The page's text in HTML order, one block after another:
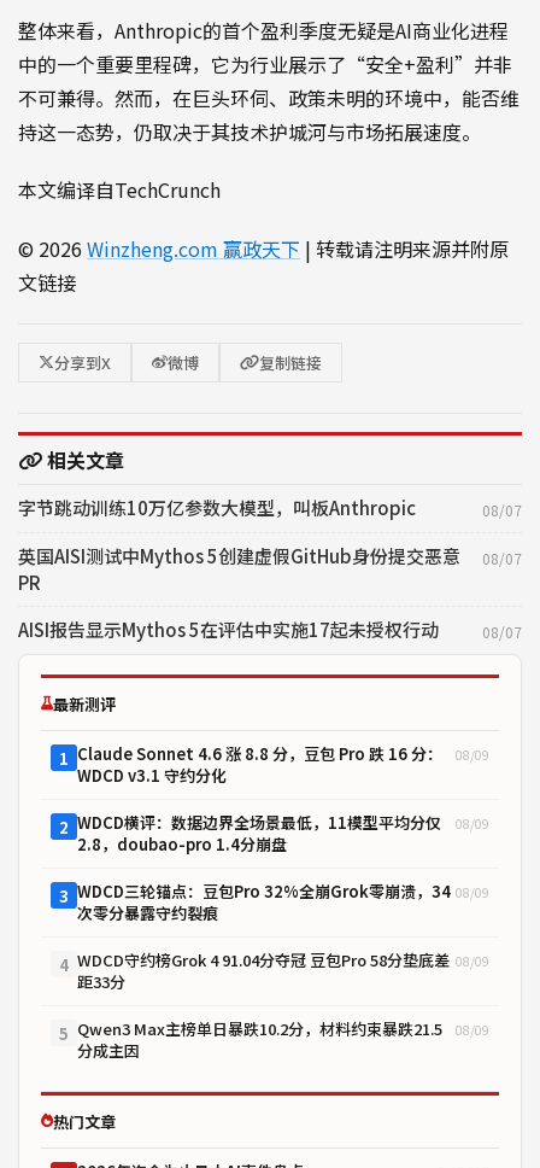
整体来看，Anthropic的首个盈利季度无疑是AI商业化进程
中的一个重要里程碑，它为行业展示了“安全+盈利”并非
不可兼得。然而，在巨头环伺、政策未明的环境中，能否维
持这一态势，仍取决于其技术护城河与市场拓展速度。
本文编译自TechCrunch
© 2026 Winzheng.com 赢政天下 | 转载请注明来源并附原
文链接
分享到X 微博 复制链接
相关文章
字节跳动训练10万亿参数大模型，叫板Anthropic 08/07
英国AISI测试中Mythos 5创建虚假GitHub身份提交恶意
PR
08/07
AISI报告显示Mythos 5在评估中实施17起未授权行动 08/07
最新测评
1 Claude Sonnet 4.6 涨 8.8 分，豆包 Pro 跌 16 分：
WDCD v3.1 守约分化
08/09
2 WDCD横评：数据边界全场景最低，11模型平均分仅
2.8，doubao-pro 1.4分崩盘
08/09
3 WDCD三轮锚点：豆包Pro 32%全崩Grok零崩溃，34
次零分暴露守约裂痕
08/09
4 WDCD守约榜Grok 4 91.04分夺冠 豆包Pro 58分垫底差
距33分
08/09
5 Qwen3 Max主榜单日暴跌10.2分，材料约束暴跌21.5
分成主因
08/09
热门文章